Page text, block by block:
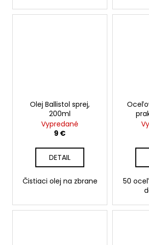
Olej Ballistol sprej,
200ml
Vypredané
9 €
DETAIL
Čistiaci olej na zbrane
50